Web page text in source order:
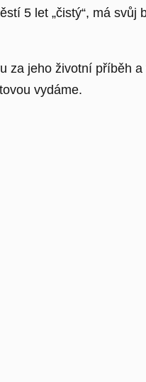
5 let „čistý“, má
jeho životní příběh
vydáme.